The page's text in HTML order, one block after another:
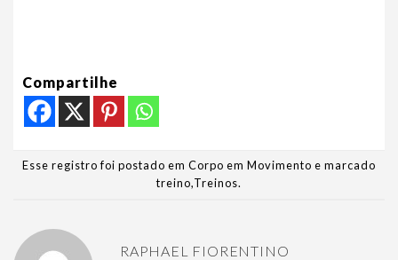
Compartilhe
Esse registro foi postado em Corpo em Movimento e marcado
treino,Treinos.
RAPHAEL FIORENTINO